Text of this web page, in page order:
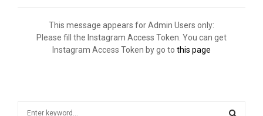
This message appears for Admin Users only:
Please fill the Instagram Access Token. You can get
Instagram Access Token by go to this page